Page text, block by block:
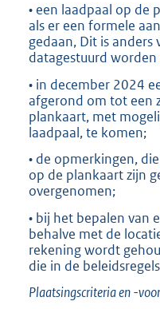
• een laadpaal op de
als er een formele
gedaan, Dit is
datagestuurd
• in december 2024
afgerond om tot een
plankaart, met
laadpaal, te komen;
• de opmerkingen,
op de plankaart zijn
overgenomen;
• bij het bepalen van
behalve met de
rekening wordt
die in de
Plaatsingscriteria en -